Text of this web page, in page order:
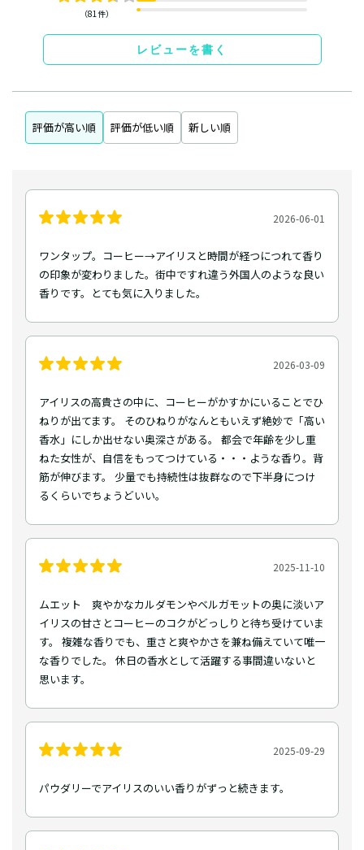
（81件）
レビューを書く
評価が高い順 評価が低い順 新しい順
2026-06-01
ワンタップ。コーヒー→アイリスと時間が経つにつれて香り
の印象が変わりました。街中ですれ違う外国人のような良い
香りです。とても気に入りました。
2026-03-09
アイリスの高貴さの中に、コーヒーがかすかにいることでひ
ねりが出てます。 そのひねりがなんともいえず絶妙で「高い
香水」にしか出せない奥深さがある。 都会で年齢を少し重
ねた女性が、自信をもってつけている・・・ような香り。背
筋が伸びます。 少量でも持続性は抜群なので下半身につけ
るくらいでちょうどいい。
2025-11-10
ムエット 爽やかなカルダモンやベルガモットの奥に淡いア
イリスの甘さとコーヒーのコクがどっしりと待ち受けていま
す。 複雑な香りでも、重さと爽やかさを兼ね備えていて唯一
な香りでした。 休日の香水として活躍する事間違いないと
思います。
2025-09-29
パウダリーでアイリスのいい香りがずっと続きます。